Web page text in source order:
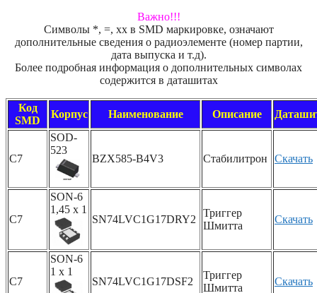
Важно!!!
Символы *, =, xx в SMD маркировке, означают
дополнительные сведения о радиоэлементе (номер партии,
дата выпуска и т.д).
Более подробная информация о дополнительных символах
содержится в даташитах
Код
SMD
Корпус Наименование Описание
C7
SOD-
523
BZX585-B4V3 Стабилитрон Скачать
C7
SON-6
1,45 x 1
SN74LVC1G17DRY2
Триггер
Шмитта
Скачать
C7
SON-6
1 x 1
SN74LVC1G17DSF2
Триггер
Шмитта
Скачать